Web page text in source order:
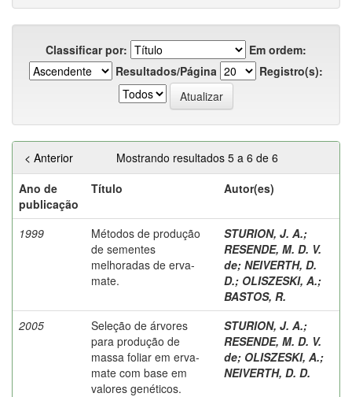
Classificar por:
Em ordem:
Resultados/Página
Registro(s):
Mostrando resultados 5 a 6 de 6
< Anterior
Ano de
publicação
Título Autor(es)
1999
Métodos de produção
de sementes
melhoradas de erva-
mate.
STURION, J. A.;
RESENDE, M. D. V.
de; NEIVERTH, D.
D.; OLISZESKI, A.;
BASTOS, R.
2005
Seleção de árvores
para produção de
massa foliar em erva-
mate com base em
valores genéticos.
STURION, J. A.;
RESENDE, M. D. V.
de; OLISZESKI, A.;
NEIVERTH, D. D.